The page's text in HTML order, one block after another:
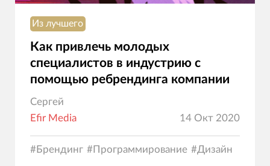
Из лучшего
Как привлечь молодых
специалистов в индустрию с
помощью ребрендинга компании
Сергей
Efir Media
14 Окт 2020
#Брендинг #Программирование #Дизайн